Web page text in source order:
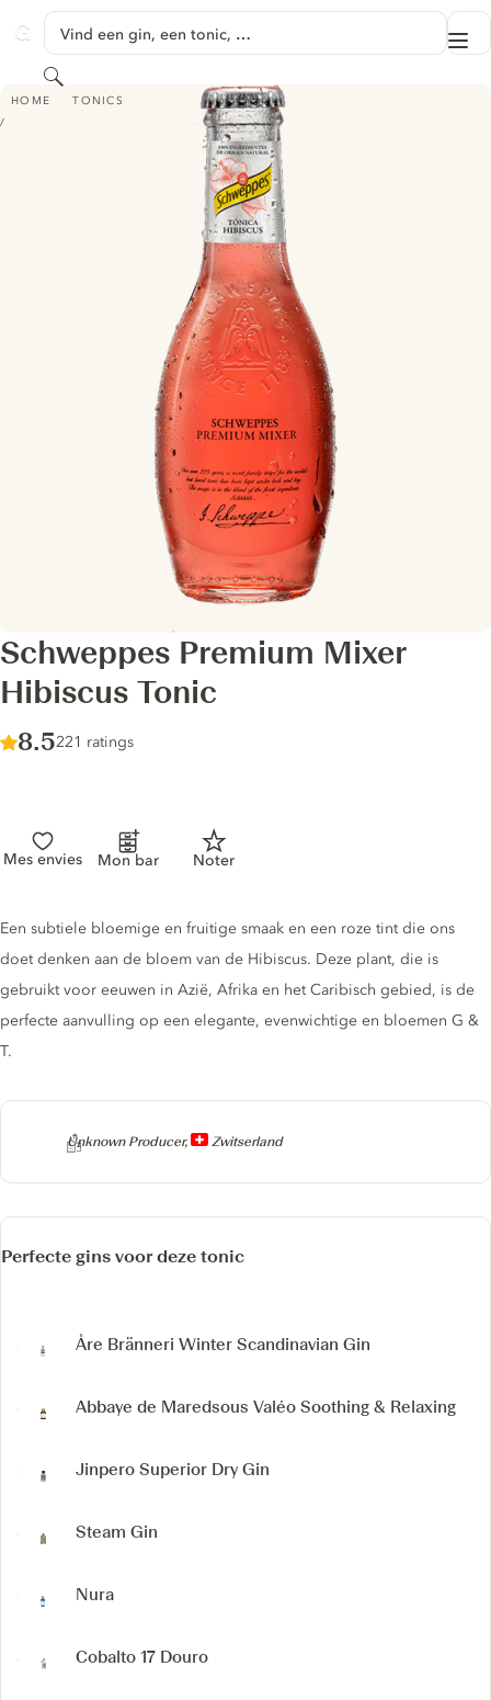
GINVENTORY
Vind een gin, een tonic, …
Zoeken
HOME TONICS
SCHWEPPES PREMIUM MIXER HIBISCUS TONIC
Schweppes Premium Mixer
Hibiscus Tonic
Score :
8.5/ 10
221 ratings
Mes envies Mon bar Noter
Producer
Unknown Producer, Zwitserland
Tonic description
Een subtiele bloemige en fruitige smaak en een roze tint die ons
doet denken aan de bloem van de Hibiscus. Deze plant, die is
gebruikt voor eeuwen in Azië, Afrika en het Caribisch gebied, is de
perfecte aanvulling op een elegante, evenwichtige en bloemen G &
T.
Perfecte gins voor deze tonic
Åre Bränneri Winter Scandinavian Gin
Abbaye de Maredsous Valéo Soothing & Relaxing
Jinpero Superior Dry Gin
Steam Gin
Nura
Cobalto 17 Douro